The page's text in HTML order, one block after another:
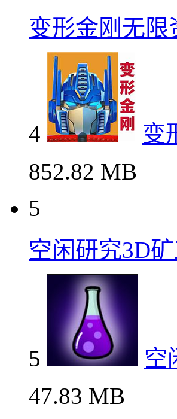
变形金刚无
4
变
852.82 MB
5
空闲研究3D
5
空
47.83 MB